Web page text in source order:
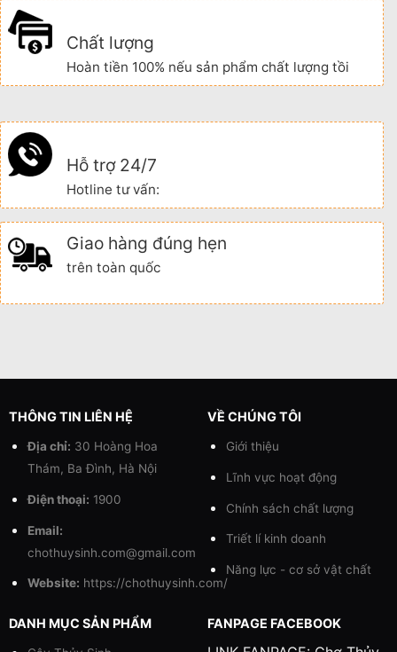
Chất lượng
Hoàn tiền 100% nếu sản phẩm chất lượng tồi
Hỗ trợ 24/7
Hotline tư vấn:
Giao hàng đúng hẹn
trên toàn quốc
THÔNG TIN LIÊN HỆ
Địa chỉ: 30 Hoàng Hoa
Thám, Ba Đình, Hà Nội
Điện thoại: 1900
Email:
chothuysinh.com@gmail.com
Website: https://chothuysinh.com/
VỀ CHÚNG TÔI
Giới thiệu
Lĩnh vực hoạt động
Chính sách chất lượng
Triết lí kinh doanh
Năng lực - cơ sở vật chất
DANH MỤC SẢN PHẨM FANPAGE FACEBOOK